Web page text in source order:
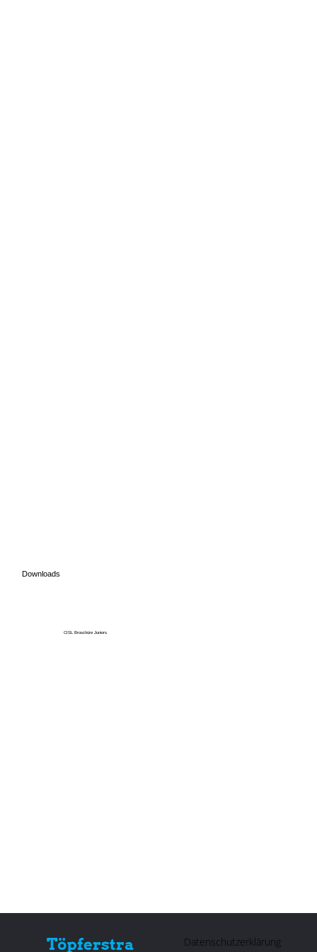
Downloads
CISL Broschüre Juniors
Töpferstra
Datenschutzerklärung